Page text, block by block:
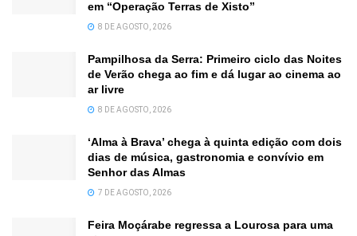
em “Operação Terras de Xisto”
8 DE AGOSTO, 2026
Pampilhosa da Serra: Primeiro ciclo das Noites
de Verão chega ao fim e dá lugar ao cinema ao
ar livre
8 DE AGOSTO, 2026
‘Alma à Brava’ chega à quinta edição com dois
dias de música, gastronomia e convívio em
Senhor das Almas
7 DE AGOSTO, 2026
Feira Moçárabe regressa a Lourosa para uma